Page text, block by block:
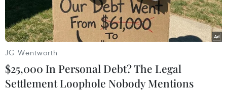
JG Wentworth
$25,000 In Personal Debt? The Legal
Settlement Loophole Nobody Mentions